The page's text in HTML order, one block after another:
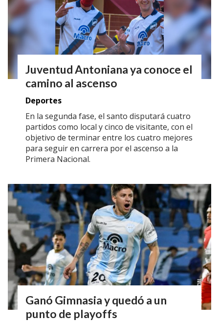
Juventud Antoniana ya conoce el
camino al ascenso
Deportes
En la segunda fase, el santo disputará cuatro
partidos como local y cinco de visitante, con el
objetivo de terminar entre los cuatro mejores
para seguir en carrera por el ascenso a la
Primera Nacional.
Ganó Gimnasia y quedó a un
punto de playoffs